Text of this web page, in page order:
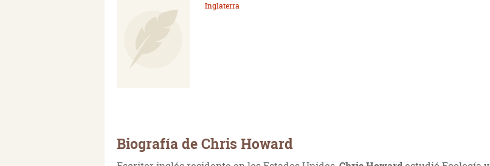
Inglaterra
Biografía de Chris Howard